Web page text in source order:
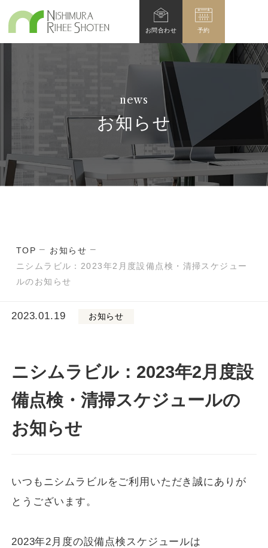
お問合わせ 予約
お知らせ
news
TOP
お知らせ
ニシムラビル：2023年2月度設備点検・清掃スケジュー
ルのお知らせ
ニシムラビル：2023年2月度設
備点検・清掃スケジュールの
お知らせ
2023.01.19 お知らせ
いつもニシムラビルをご利用いただき誠にありが
とうございます。
2023年2月度の設備点検スケジュールは